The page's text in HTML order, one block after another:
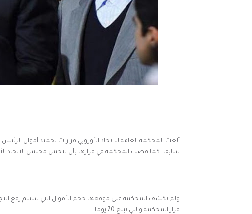
ألغت المحكمة العامة للاتحاد الأوروبي قرارات تجميد أموال
سابقا، كما قضت المحكمة في قرارها بأن يتحمل مجلس الاتحاد
ولم تكشف المحكمة على موقعها حجم الأموال التي سيتم رفع
قرار المحكمة والتي تبلغ 70 يوما